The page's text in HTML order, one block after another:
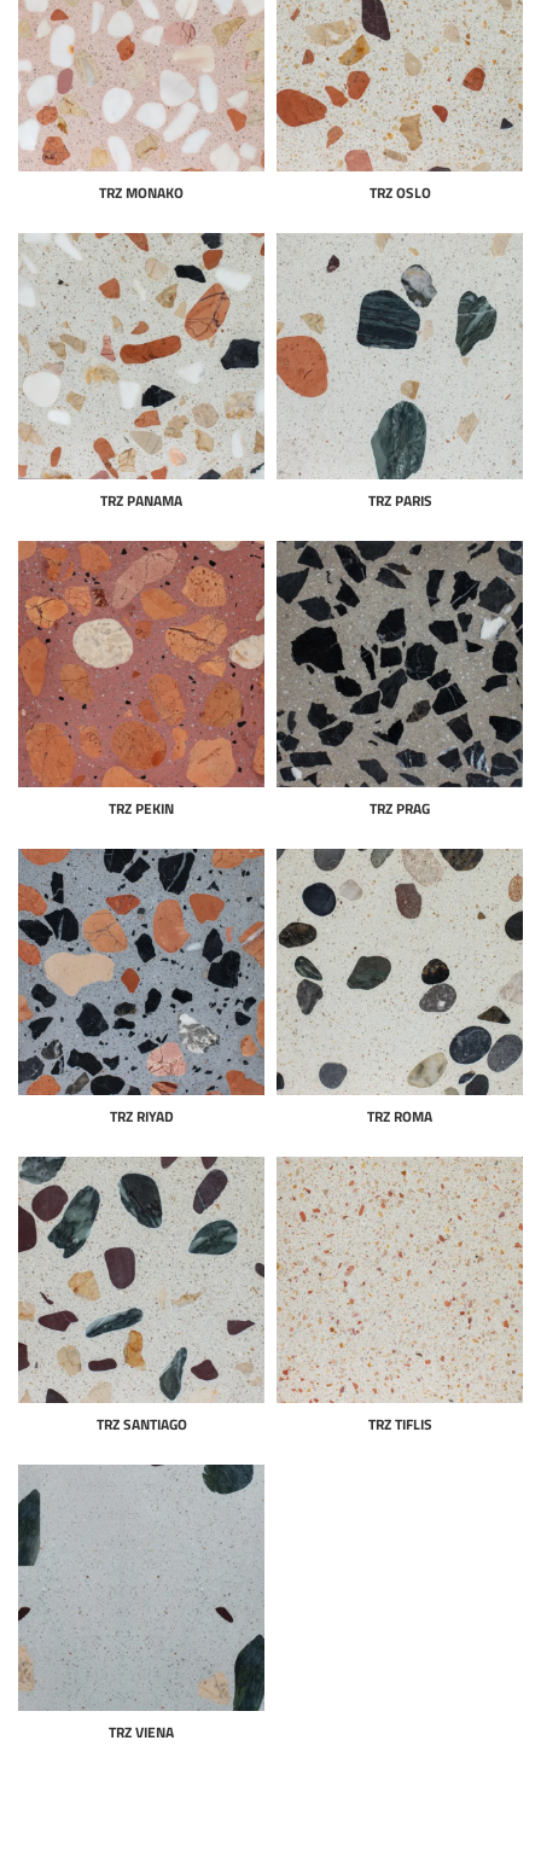
TRZ MONAKO TRZ OSLO
TRZ PANAMA TRZ PARIS
TRZ PEKIN TRZ PRAG
TRZ RIYAD TRZ ROMA
TRZ SANTIAGO TRZ TIFLIS
TRZ VIENA